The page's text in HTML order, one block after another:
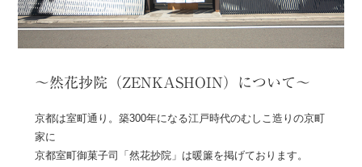
～然花抄院（ZENKASHOIN）について～
京都は室町通り。築300年になる江戸時代のむしこ造りの京町
家に
京都室町御菓子司「然花抄院」は暖簾を掲げております。